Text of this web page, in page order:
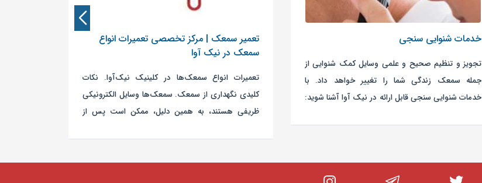
خدمات شنوایی سنجی
تجویز و تنظیم صحیح و علمی وسایل کمک شنوایی از
جمله سمعک زندگی شما را تغییر خواهد داد. با
خدمات شنوایی سنجی قابل ارائه در نیک آوا آشنا شوید:
تعمیر سمعک | مرکز تخصصی تعمیرات انواع
سمعک در نیک‌ آوا
تعمیرات انواع سمعک‌ها در کلینیک نیک‌آوا. نکات
کلیدی نگهداری از سمعک. سمعک‌ها وسایل الكترونیكی
ظریفی هستند، به همین دلیل، ممكن است پس از